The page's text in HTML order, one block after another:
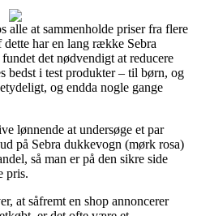
alle at sammenholde priser fra flere
har en lang række Sebra
det nødvendigt at reducere
bedst i test produkter – til børn, og
og endda nogle gange
lønnende at undersøge et par
på Sebra dukkevogn (mørk rosa)
så man er på den sikre side
pris.
at såfremt en shop annoncerer